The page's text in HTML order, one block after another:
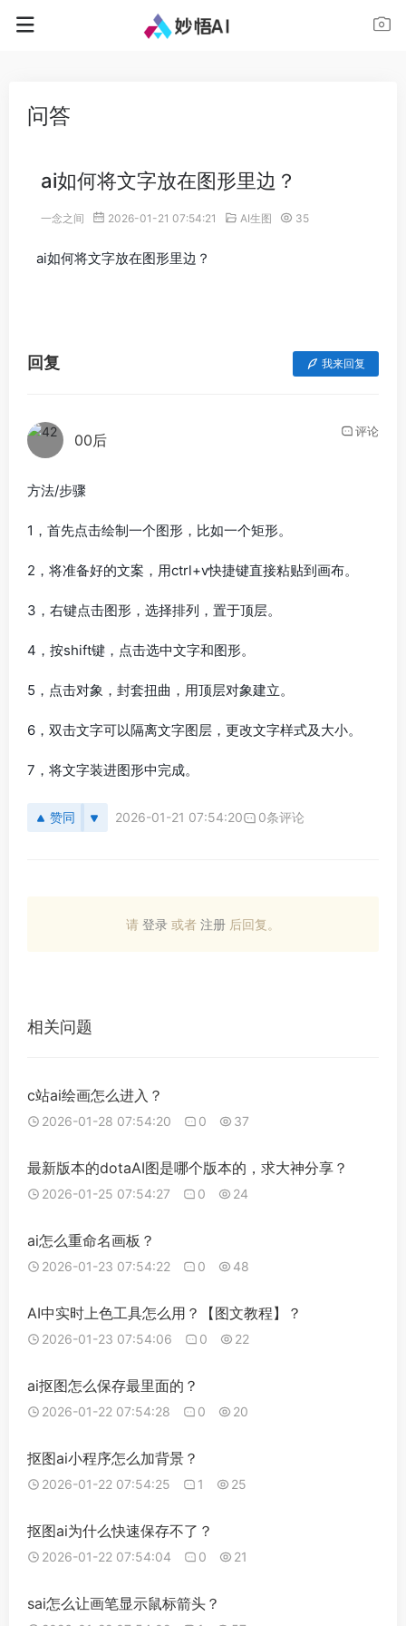
问答
ai如何将文字放在图形里边？
一念之间 2026-01-21 07:54:21 AI生图 35
ai如何将文字放在图形里边？
回复 我来回复
00后 评论
方法/步骤
1，首先点击绘制一个图形，比如一个矩形。
2，将准备好的文案，用ctrl+v快捷键直接粘贴到画布。
3，右键点击图形，选择排列，置于顶层。
4，按shift键，点击选中文字和图形。
5，点击对象，封套扭曲，用顶层对象建立。
6，双击文字可以隔离文字图层，更改文字样式及大小。
7，将文字装进图形中完成。
赞同 2026-01-21 07:54:20 0条评论
请 登录 或者 注册 后回复。
相关问题
c站ai绘画怎么进入？
2026-01-28 07:54:20 0 37
最新版本的dotaAI图是哪个版本的，求大神分享？
2026-01-25 07:54:27 0 24
ai怎么重命名画板？
2026-01-23 07:54:22 0 48
AI中实时上色工具怎么用？【图文教程】？
2026-01-23 07:54:06 0 22
ai抠图怎么保存最里面的？
2026-01-22 07:54:28 0 20
抠图ai小程序怎么加背景？
2026-01-22 07:54:25 1 25
抠图ai为什么快速保存不了？
2026-01-22 07:54:04 0 21
sai怎么让画笔显示鼠标箭头？